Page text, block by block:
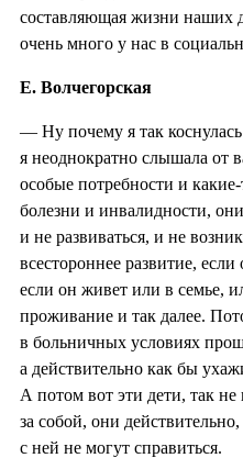
составляющая жизни наших
очень много у нас в
Е. Волчегорская
— Ну почему я так
я неоднократно слышала от
особые потребности и
болезни и инвалидности,
и не развиваться, и не
всестороннее развитие,
если он живет или в семье,
проживание и так далее.
в больничных условиях
а действительно как бы
А потом вот эти дети, так
за собой, они
с ней не могут справиться.